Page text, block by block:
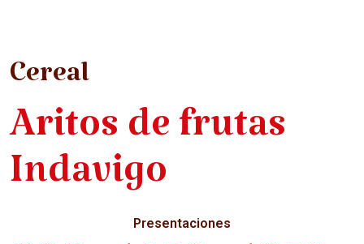
Cereal
Aritos de frutas
Indavigo
Presentaciones